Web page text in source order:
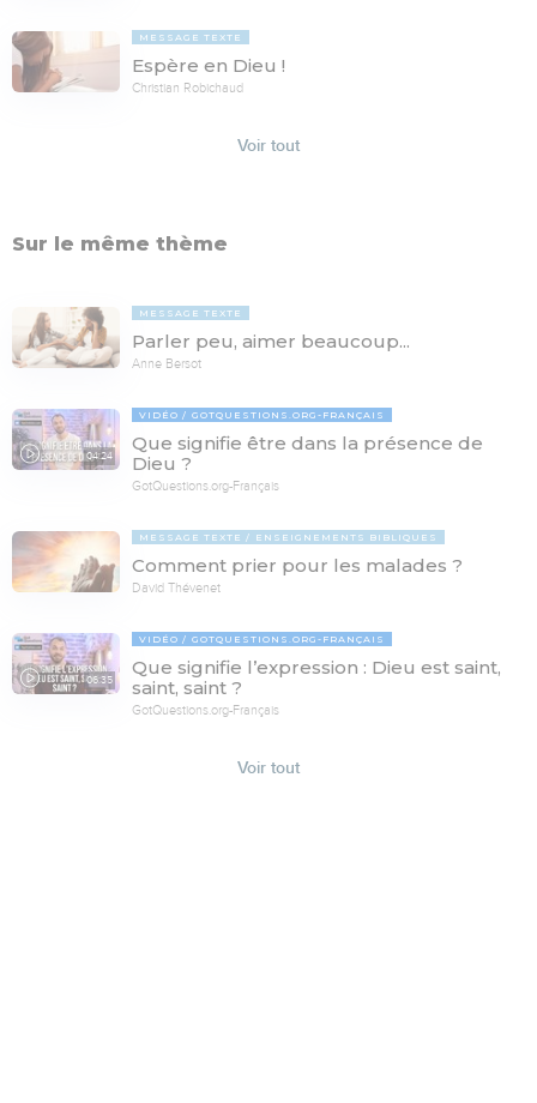
MESSAGE TEXTE
Espère en Dieu !
Christian Robichaud
Voir tout
Sur le même thème
MESSAGE TEXTE
Parler peu, aimer beaucoup...
Anne Bersot
04:24
VIDÉO GOTQUESTIONS.ORG-FRANÇAIS
Que signifie être dans la présence de
Dieu ?
GotQuestions.org-Français
MESSAGE TEXTE ENSEIGNEMENTS BIBLIQUES
Comment prier pour les malades ?
David Thévenet
06:35
VIDÉO GOTQUESTIONS.ORG-FRANÇAIS
Que signifie l’expression : Dieu est saint,
saint, saint ?
GotQuestions.org-Français
Voir tout